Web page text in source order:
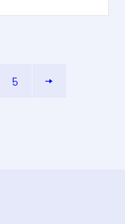
5